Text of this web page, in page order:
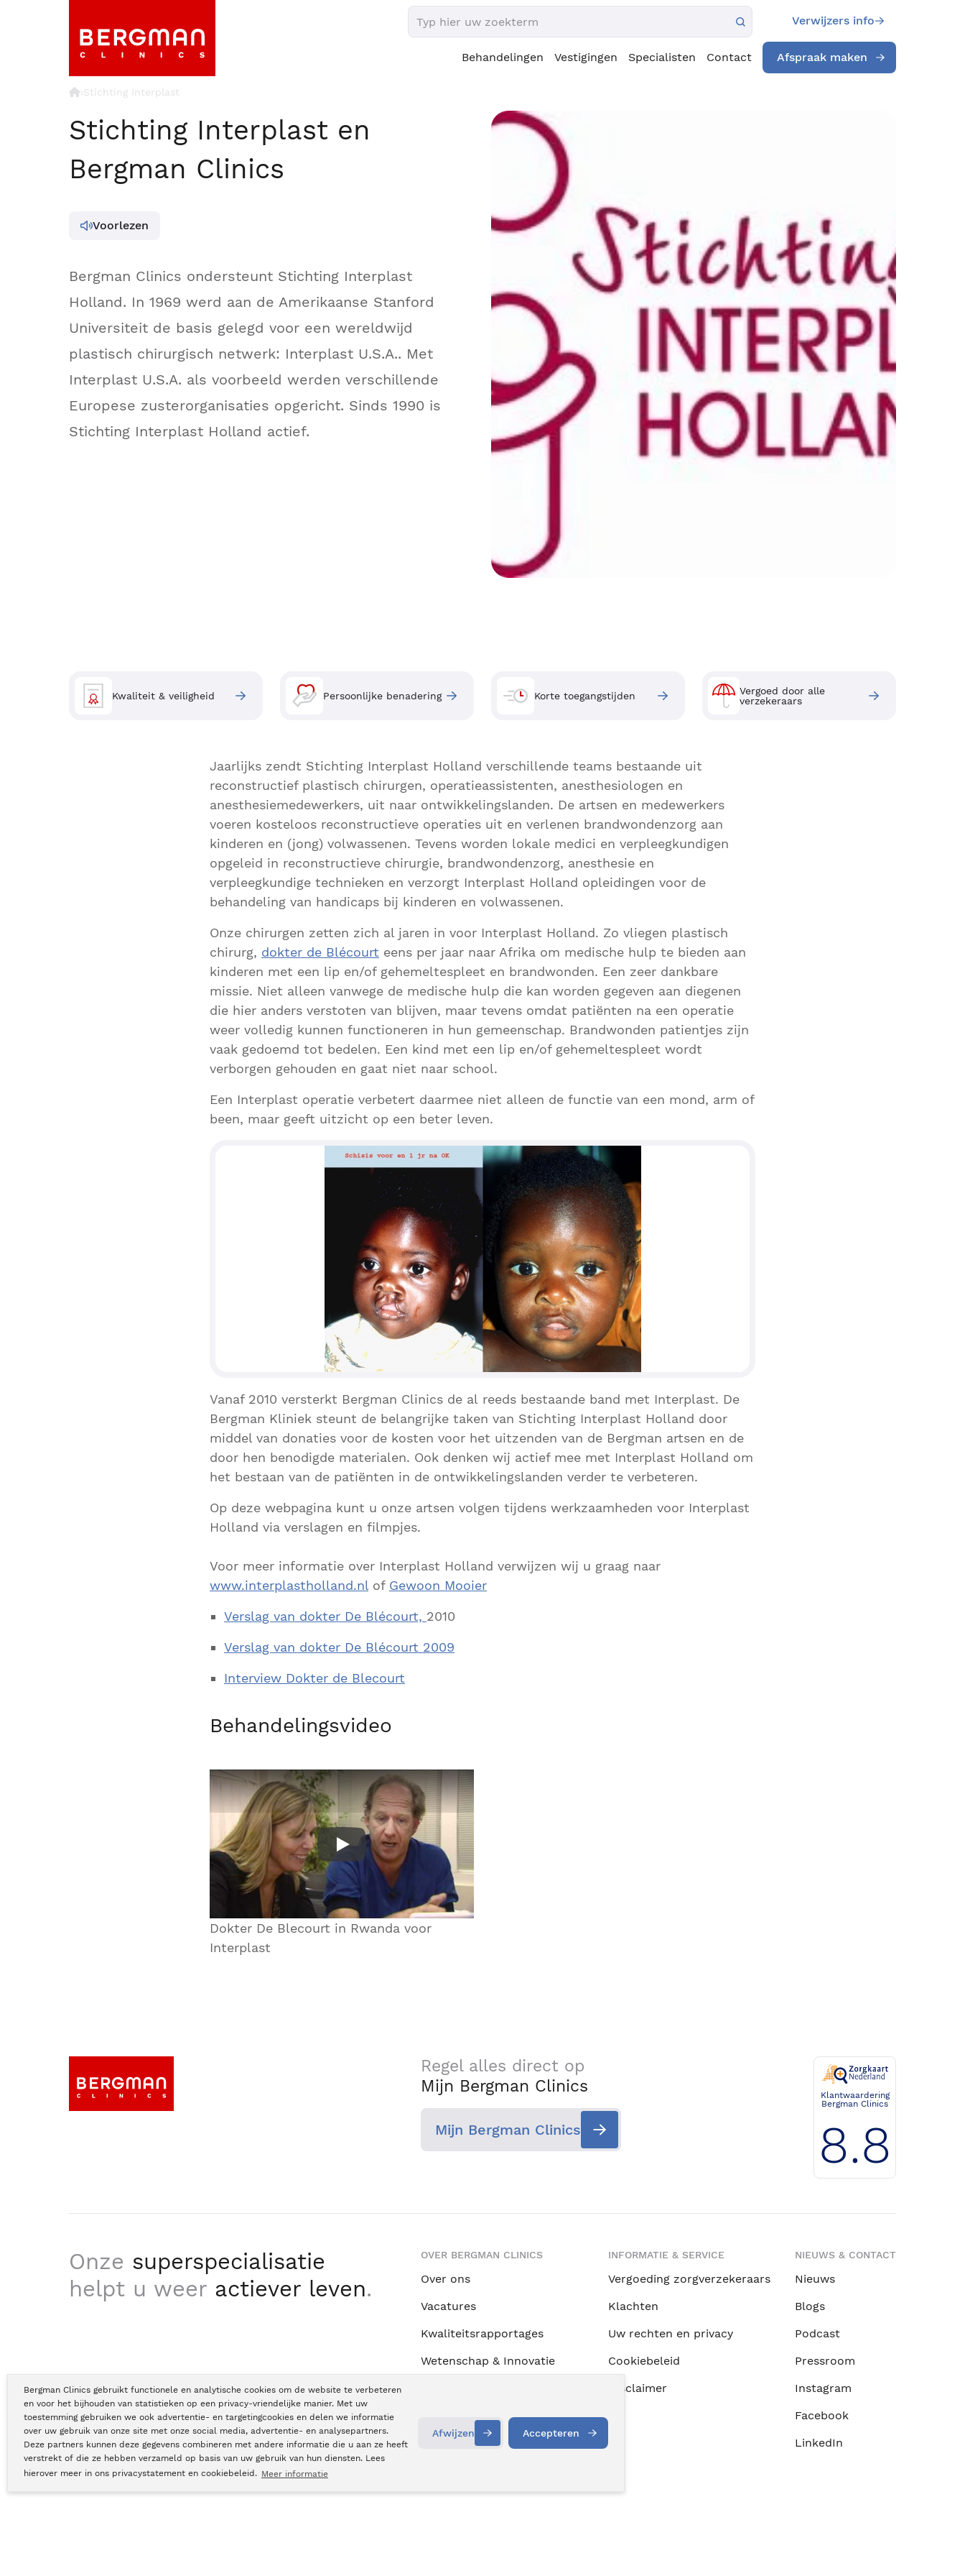
Bergman Clinics gebruikt functionele en analytische cookies om de website te verbeteren
en voor het bijhouden van statistieken op een privacy-vriendelijke manier. Met uw
toestemming gebruiken we ook advertentie- en targetingcookies en delen we informatie
over uw gebruik van onze site met onze social media, advertentie- en analysepartners.
Deze partners kunnen deze gegevens combineren met andere informatie die u aan ze heeft
verstrekt of die ze hebben verzameld op basis van uw gebruik van hun diensten. Lees
hierover meer in ons privacystatement en cookiebeleid. Meer informatie
Afwijzen Accepteren
Verwijzers info
Behandelingen Vestigingen Specialisten Contact Afspraak maken
›Stichting Interplast
Stichting Interplast en
Bergman Clinics
Voorlezen
Bergman Clinics ondersteunt Stichting Interplast
Holland. In 1969 werd aan de Amerikaanse Stanford
Universiteit de basis gelegd voor een wereldwijd
plastisch chirurgisch netwerk: Interplast U.S.A.. Met
Interplast U.S.A. als voorbeeld werden verschillende
Europese zusterorganisaties opgericht. Sinds 1990 is
Stichting Interplast Holland actief.
Kwaliteit & veiligheid Persoonlijke benadering Korte toegangstijden
Vergoed door alle
verzekeraars
Jaarlijks zendt Stichting Interplast Holland verschillende teams bestaande uit
reconstructief plastisch chirurgen, operatieassistenten, anesthesiologen en
anesthesiemedewerkers, uit naar ontwikkelingslanden. De artsen en medewerkers
voeren kosteloos reconstructieve operaties uit en verlenen brandwondenzorg aan
kinderen en (jong) volwassenen. Tevens worden lokale medici en verpleegkundigen
opgeleid in reconstructieve chirurgie, brandwondenzorg, anesthesie en
verpleegkundige technieken en verzorgt Interplast Holland opleidingen voor de
behandeling van handicaps bij kinderen en volwassenen.
Onze chirurgen zetten zich al jaren in voor Interplast Holland. Zo vliegen plastisch
chirurg, dokter de Blécourt eens per jaar naar Afrika om medische hulp te bieden aan
kinderen met een lip en/of gehemeltespleet en brandwonden. Een zeer dankbare
missie. Niet alleen vanwege de medische hulp die kan worden gegeven aan diegenen
die hier anders verstoten van blijven, maar tevens omdat patiënten na een operatie
weer volledig kunnen functioneren in hun gemeenschap. Brandwonden patientjes zijn
vaak gedoemd tot bedelen. Een kind met een lip en/of gehemeltespleet wordt
verborgen gehouden en gaat niet naar school.
Een Interplast operatie verbetert daarmee niet alleen de functie van een mond, arm of
been, maar geeft uitzicht op een beter leven.
Vanaf 2010 versterkt Bergman Clinics de al reeds bestaande band met Interplast. De
Bergman Kliniek steunt de belangrijke taken van Stichting Interplast Holland door
middel van donaties voor de kosten voor het uitzenden van de Bergman artsen en de
door hen benodigde materialen. Ook denken wij actief mee met Interplast Holland om
het bestaan van de patiënten in de ontwikkelingslanden verder te verbeteren.
Op deze webpagina kunt u onze artsen volgen tijdens werkzaamheden voor Interplast
Holland via verslagen en filmpjes.
Voor meer informatie over Interplast Holland verwijzen wij u graag naar
www.interplastholland.nl of Gewoon Mooier
Verslag van dokter De Blécourt, 2010
Verslag van dokter De Blécourt 2009
Interview Dokter de Blecourt
Behandelingsvideo
Dokter De Blecourt in Rwanda voor Interplast
Dokter De Blecourt in Rwanda voor
Interplast
Regel alles direct op
Mijn Bergman Clinics
Mijn Bergman Clinics
Klantwaardering
Bergman Clinics
8.8
Onze superspecialisatie
helpt u weer actiever leven.
OVER BERGMAN CLINICS
Over ons
Vacatures
Kwaliteitsrapportages
Wetenschap & Innovatie
ZKN Algemene Voorwaarden
INFORMATIE & SERVICE
Vergoeding zorgverzekeraars
Klachten
Uw rechten en privacy
Cookiebeleid
Disclaimer
NIEUWS & CONTACT
Nieuws
Blogs
Podcast
Pressroom
Instagram
Facebook
LinkedIn
Vestigingen